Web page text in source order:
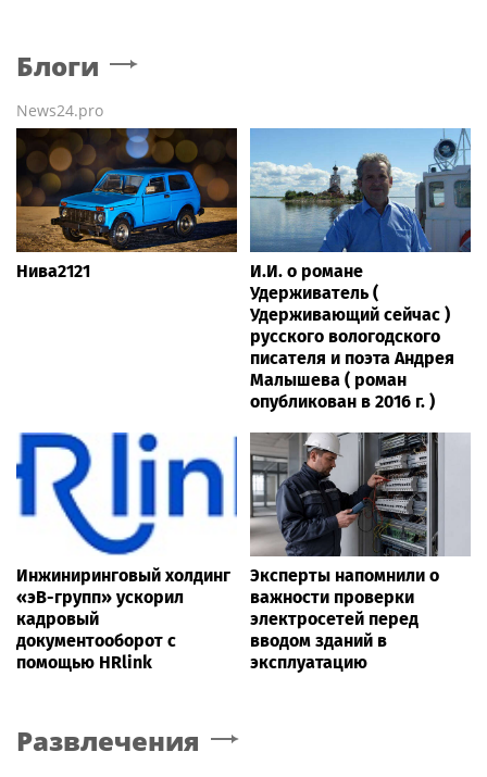
Блоги
News24.pro
Нива2121
И.И. о романе
Удерживатель (
Удерживающий сейчас )
русского вологодского
писателя и поэта Андрея
Малышева ( роман
опубликован в 2016 г. )
Инжиниринговый холдинг
«эВ-групп» ускорил
кадровый
документооборот с
помощью HRlink
Эксперты напомнили о
важности проверки
электросетей перед
вводом зданий в
эксплуатацию
Развлечения